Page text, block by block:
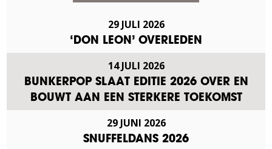
29 JULI 2026
‘DON LEON’ OVERLEDEN
14 JULI 2026
BUNKERPOP SLAAT EDITIE 2026 OVER EN
BOUWT AAN EEN STERKERE TOEKOMST
29 JUNI 2026
SNUFFELDANS 2026